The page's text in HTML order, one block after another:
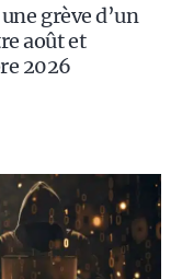
grève d’un
août et
2026